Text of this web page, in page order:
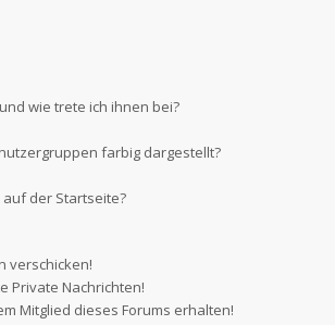
wie trete ich ihnen bei?
farbig dargestellt?
auf der Startseite?
verschicken!
Private Nachrichten!
Mitglied dieses Forums erhalten!